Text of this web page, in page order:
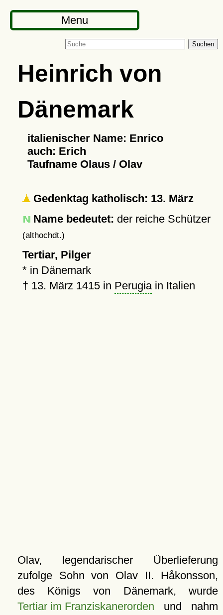
Menu
Suchen
Heinrich von
Dänemark
italienischer Name: Enrico
auch: Erich
Taufname Olaus / Olav
Gedenktag katholisch: 13. März
Name bedeutet: der reiche Schützer
(althochdt.)
Tertiar, Pilger
* in Dänemark
† 13. März 1415in Perugiain Italien
Olav, legendarischer Überlieferung
zufolge Sohn von Olav II. Håkonsson,
des Königs von Dänemark, wurde
Tertiar im Franziskanerorden und nahm